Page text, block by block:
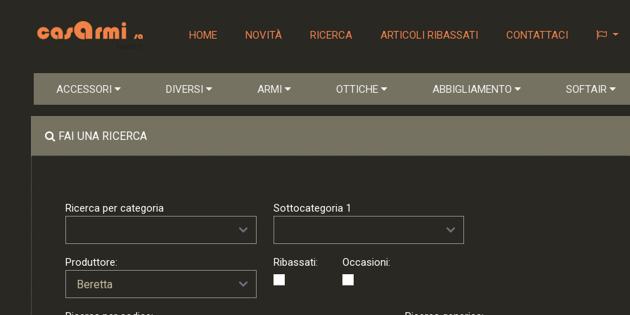
HOME NOVITÀ RICERCA ARTICOLI RIBASSATI CONTATTACI
ACCESSORI DIVERSI ARMI OTTICHE ABBIGLIAMENTO SOFTAIR
FAI UNA RICERCA
Ricerca per categoria Sottocategoria 1
Produttore: Ribassati: Occasioni: